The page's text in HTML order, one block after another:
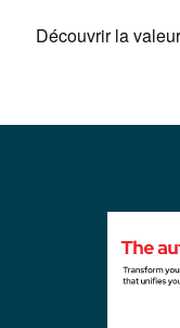
Découvrir la